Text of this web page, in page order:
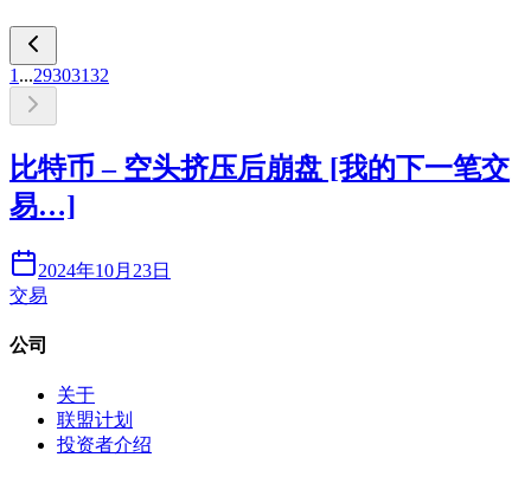
1 ...29303132
比特币 – 空头挤压后崩盘 [我的下一笔交
易…]
2024年10月23日
交易
公司
关于
联盟计划
投资者介绍